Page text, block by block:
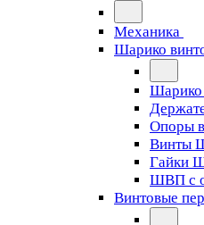
Механика
Шарико
Шарико
Опоры
Винты
Гайки
ШВП с
Винтовые